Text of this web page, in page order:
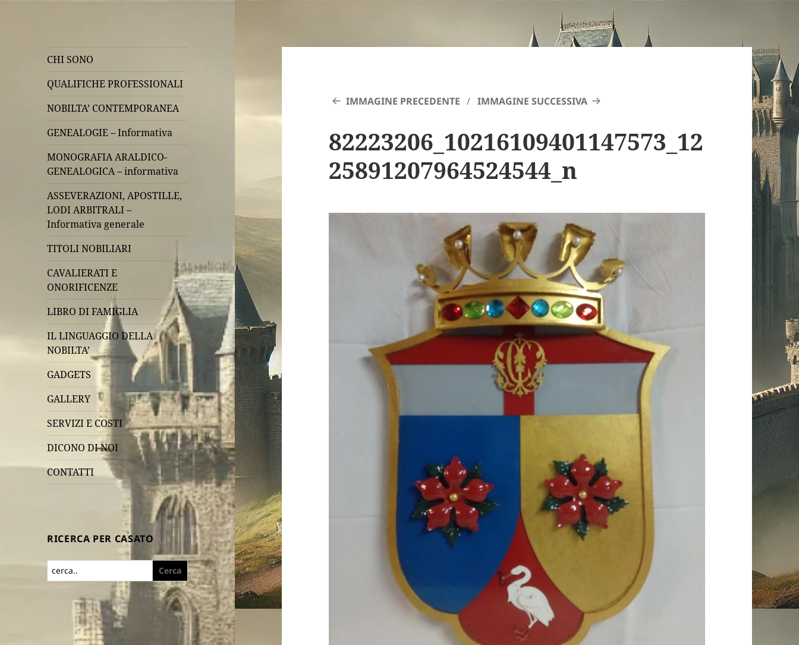
CHI SONO
QUALIFICHE PROFESSIONALI
NOBILTA’ CONTEMPORANEA
GENEALOGIE – Informativa
MONOGRAFIA ARALDICO-
GENEALOGICA – informativa
ASSEVERAZIONI, APOSTILLE,
LODI ARBITRALI –
Informativa generale
TITOLI NOBILIARI
CAVALIERATI E
ONORIFICENZE
LIBRO DI FAMIGLIA
IL LINGUAGGIO DELLA
NOBILTA’
GADGETS
GALLERY
SERVIZI E COSTI
DICONO DI NOI
CONTATTI
RICERCA PER CASATO
Search
for:
IMMAGINE PRECEDENTE IMMAGINE SUCCESSIVA
82223206_10216109401147573_12
25891207964524544_n